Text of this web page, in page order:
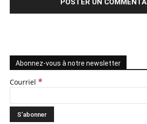
Abonnez-vous à notre newsletter
Courriel *